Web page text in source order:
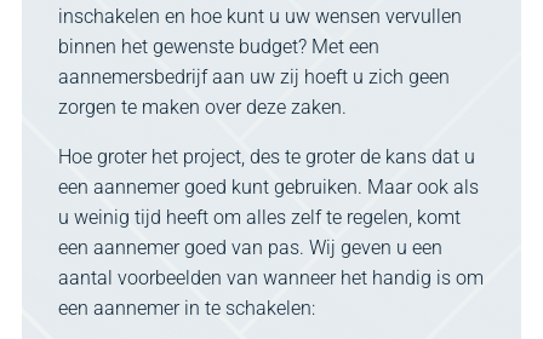
inschakelen en hoe kunt u uw wensen vervullen
binnen het gewenste budget? Met een
aannemersbedrijf aan uw zij hoeft u zich geen
zorgen te maken over deze zaken.
Hoe groter het project, des te groter de kans dat u
een aannemer goed kunt gebruiken. Maar ook als
u weinig tijd heeft om alles zelf te regelen, komt
een aannemer goed van pas. Wij geven u een
aantal voorbeelden van wanneer het handig is om
een aannemer in te schakelen: